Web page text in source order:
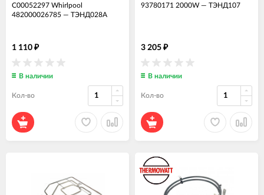
C00052297 Whirlpool
482000026785 — ТЭНД028А
1 110 ₽
В наличии
Кол-во
93780171 2000W — ТЭНД107
3 205 ₽
В наличии
Кол-во